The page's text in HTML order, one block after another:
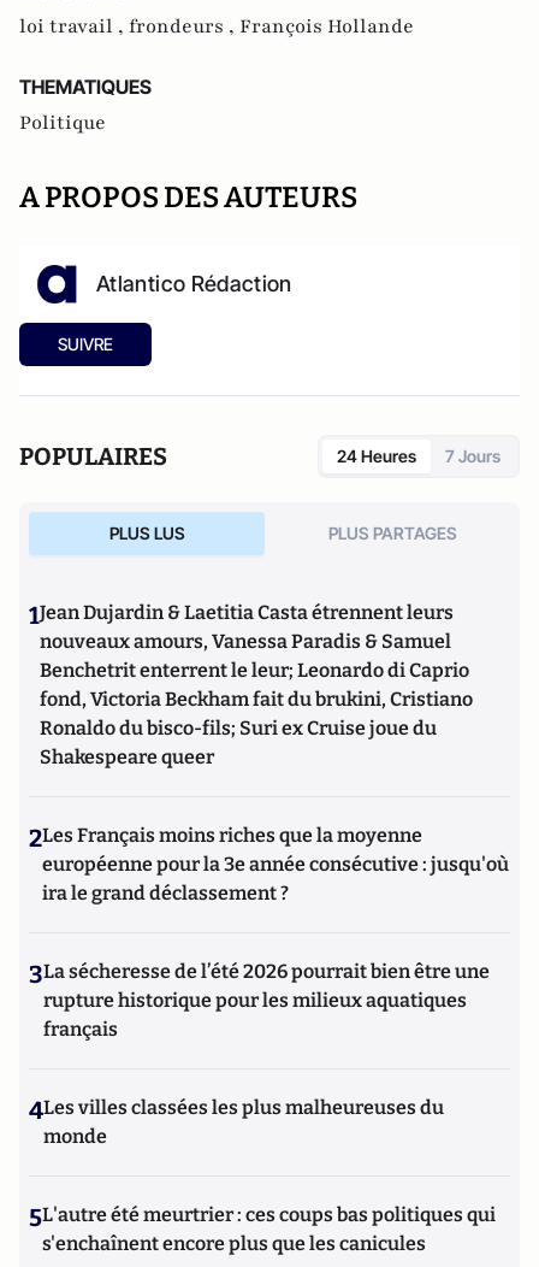
loi travail , frondeurs , François Hollande
THEMATIQUES
Politique
A PROPOS DES AUTEURS
Atlantico Rédaction
SUIVRE
POPULAIRES 24 Heures 7 Jours
PLUS LUS PLUS PARTAGES
1Jean Dujardin & Laetitia Casta étrennent leurs
nouveaux amours, Vanessa Paradis & Samuel
Benchetrit enterrent le leur; Leonardo di Caprio
fond, Victoria Beckham fait du brukini, Cristiano
Ronaldo du bisco-fils; Suri ex Cruise joue du
Shakespeare queer
2Les Français moins riches que la moyenne
européenne pour la 3e année consécutive : jusqu'où
ira le grand déclassement ?
3La sécheresse de l’été 2026 pourrait bien être une
rupture historique pour les milieux aquatiques
français
4Les villes classées les plus malheureuses du
monde
5L'autre été meurtrier : ces coups bas politiques qui
s'enchaînent encore plus que les canicules